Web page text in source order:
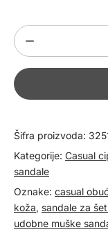
Muške
kožne
sandale
325127
Šifra proizvoda:
Kategorije: Casual
sandale
Oznake: casual
koža, sandale za
udobne muške